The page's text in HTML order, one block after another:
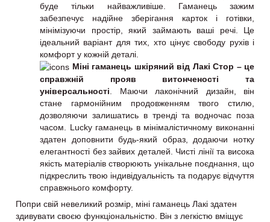
буде тільки найважливіше. Гаманець зажим
забезпечує надійне зберігання карток і готівки,
мінімізуючи простір, який займають ваші речі. Це
ідеальний варіант для тих, хто цінує свободу рухів і
комфорт у кожній деталі.
Міні гаманець шкіряний від Лакі Стор – це
справжній прояв витонченості та
універсальності . Маючи лаконічний дизайн, він
стане гармонійним продовженням твого стилю,
дозволяючи залишатись в тренді та водночас поза
часом. Lucky гаманець в мінімалістичному виконанні
здатен доповнити будь-який образ, додаючи нотку
елегантності без зайвих деталей. Чисті лінії та висока
якість матеріалів створюють унікальне поєднання, що
підкреслить твою індивідуальність та подарує відчуття
справжнього комфорту.
Попри свій невеликий розмір, міні гаманець Лакі здатен
здивувати своєю функціональністю. Він з легкістю вміщує